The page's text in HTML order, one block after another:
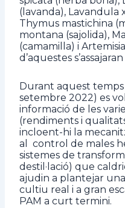
(lavanda), Lavandula
Thymus mastichina
montana (sajolida),
(camamilla) i
d’aquestes
Durant aquest
setembre 2022) es
informació de les
(rendiments i
incloent-hi la
al control de males
sistemes de
destil·lació) que
ajudin a plantejar
cultiu real i a gran
PAM a curt termini.